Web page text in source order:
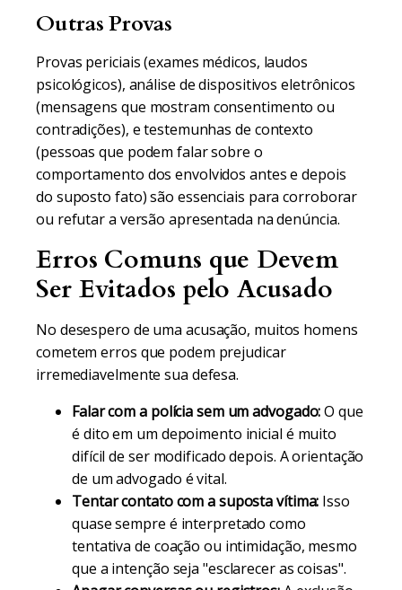
Outras Provas
Provas periciais (exames médicos, laudos
psicológicos), análise de dispositivos eletrônicos
(mensagens que mostram consentimento ou
contradições), e testemunhas de contexto
(pessoas que podem falar sobre o
comportamento dos envolvidos antes e depois
do suposto fato) são essenciais para corroborar
ou refutar a versão apresentada na denúncia.
Erros Comuns que Devem
Ser Evitados pelo Acusado
No desespero de uma acusação, muitos homens
cometem erros que podem prejudicar
irremediavelmente sua defesa.
Falar com a polícia sem um advogado:O que
é dito em um depoimento inicial é muito
difícil de ser modificado depois. A orientação
de um advogado é vital.
Tentar contato com a suposta vítima: Isso
quase sempre é interpretado como
tentativa de coação ou intimidação, mesmo
que a intenção seja "esclarecer as coisas".